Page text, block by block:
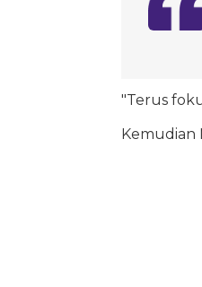
"Terus
Kemudian